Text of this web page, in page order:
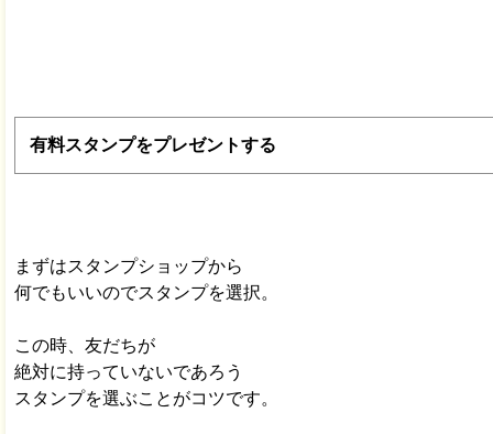
有料スタンプをプレゼントする
まずはスタンプショップから
何でもいいのでスタンプを選択。
この時、友だちが
絶対に持っていないであろう
スタンプを選ぶことがコツです。